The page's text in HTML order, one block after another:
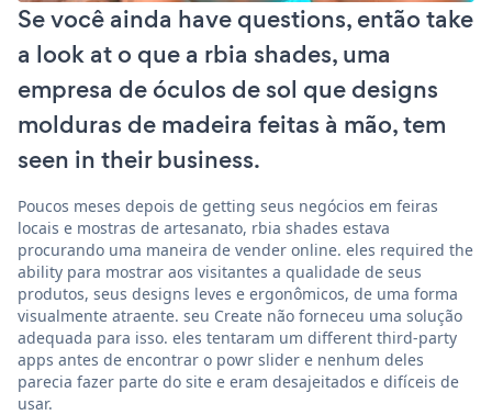
Se você ainda have questions, então take
a look at o que a rbia shades, uma
empresa de óculos de sol que designs
molduras de madeira feitas à mão, tem
seen in their business.
Poucos meses depois de getting seus negócios em feiras
locais e mostras de artesanato, rbia shades estava
procurando uma maneira de vender online. eles required the
ability para mostrar aos visitantes a qualidade de seus
produtos, seus designs leves e ergonômicos, de uma forma
visualmente atraente. seu Create não forneceu uma solução
adequada para isso. eles tentaram um different third-party
apps antes de encontrar o powr slider e nenhum deles
parecia fazer parte do site e eram desajeitados e difíceis de
usar.